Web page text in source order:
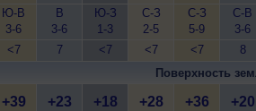
Ю-В
3-6
<7
В
3-6
7
Ю-З
1-3
<7
С-З
2-5
<7
С-З
5-9
<7
С-В
3-6
8
Поверхность
+39 +23 +18 +28 +36 +20